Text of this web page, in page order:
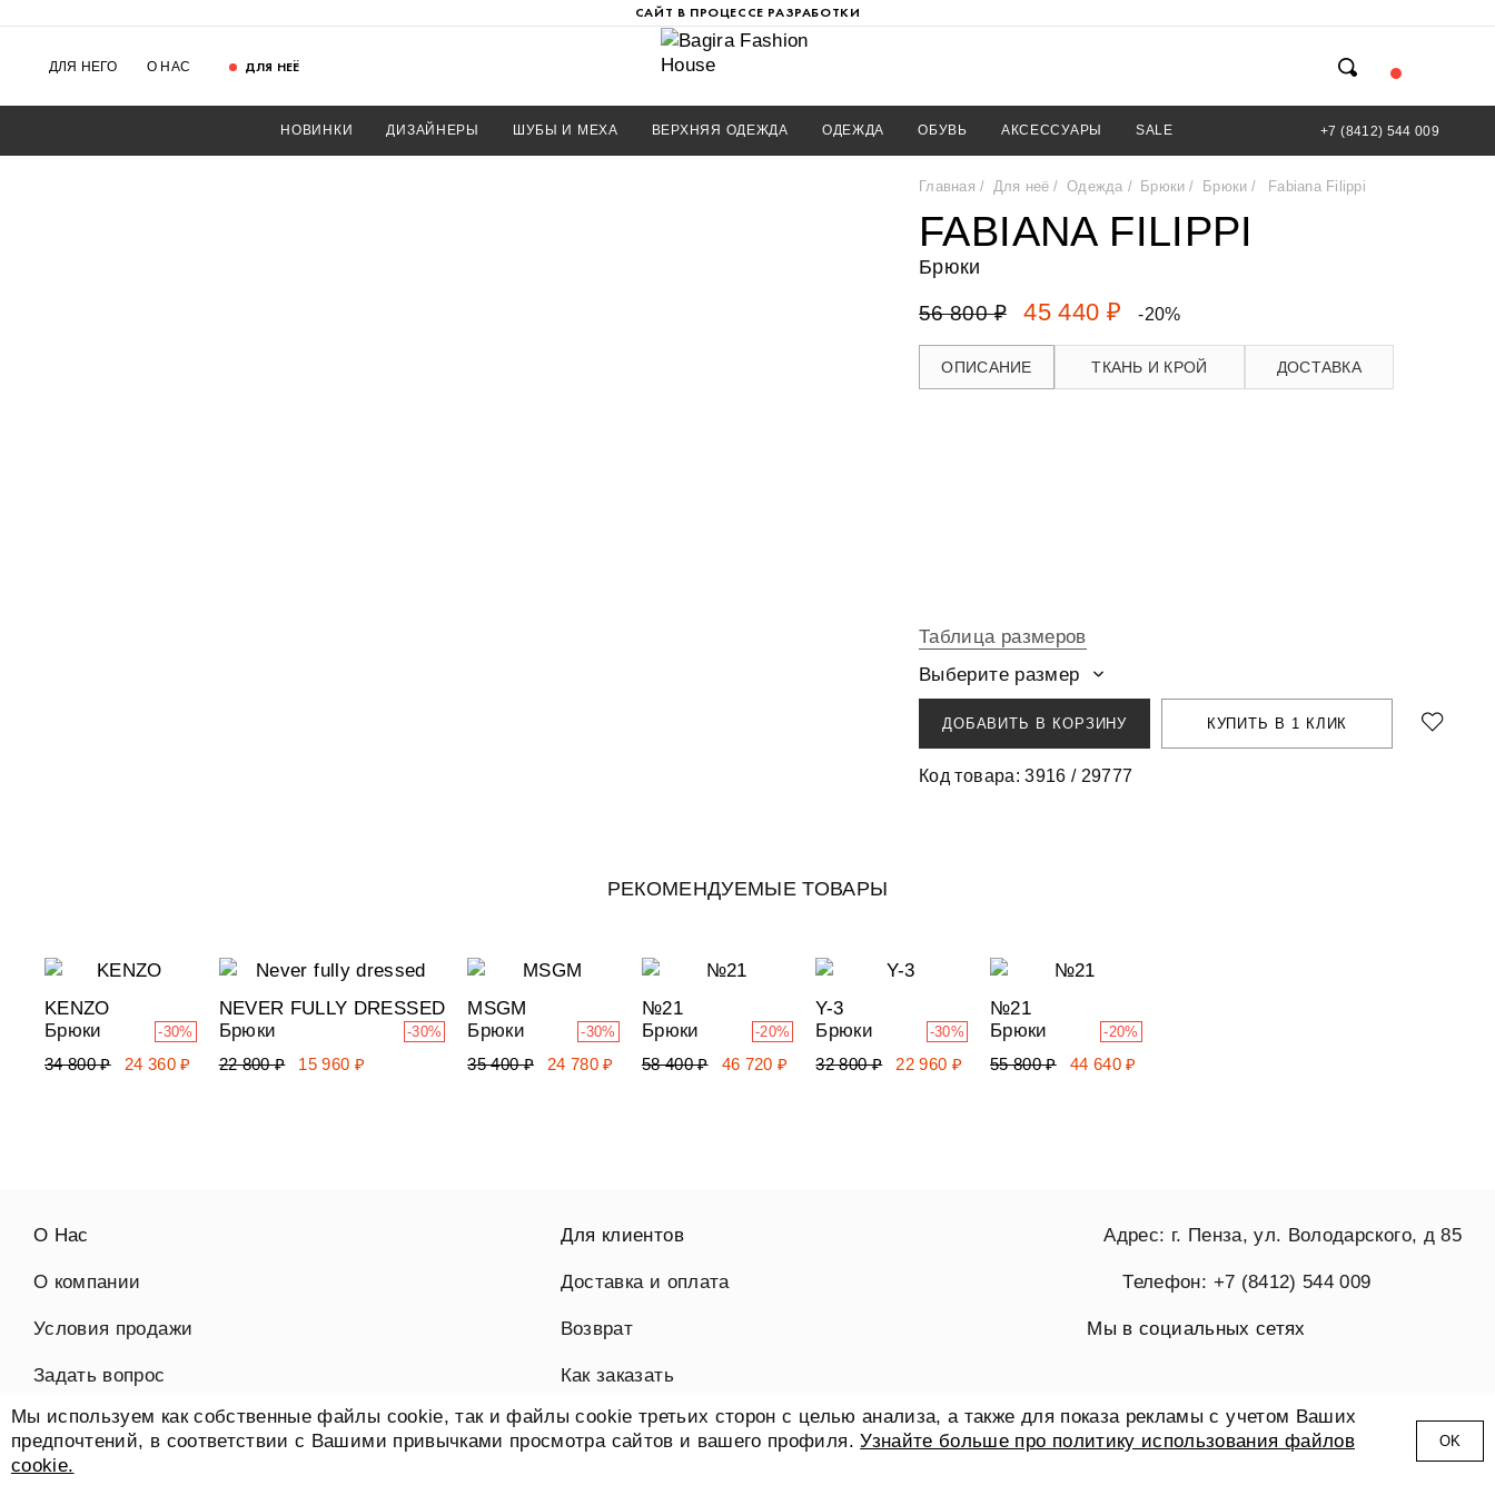
САЙТ В ПРОЦЕССЕ РАЗРАБОТКИ
ДЛЯ НЕГО О НАС ДЛЯ НЕЁ
НОВИНКИ ДИЗАЙНЕРЫ ШУБЫ И МЕХА ВЕРХНЯЯ ОДЕЖДА ОДЕЖДА ОБУВЬ АКСЕССУАРЫ SALE +7 (8412) 544 009
Мы используем как собственные файлы cookie, так и файлы cookie третьих сторон с целью анализа, а также для показа рекламы с учетом Ваших
предпочтений, в соответствии с Вашими привычками просмотра сайтов и вашего профиля.Узнайте больше про политику использования файлов
cookie.
ОK
Главная Для неё Одежда Брюки Брюки Fabiana Filippi
FABIANA FILIPPI
Брюки
56 800 ₽ 45 440 ₽ -20%
ОПИСАНИЕ ТКАНЬ И КРОЙ ДОСТАВКА
Таблица размеров
Выберите размер
ДОБАВИТЬ В КОРЗИНУ КУПИТЬ В 1 КЛИК
Код товара: 3916 / 29777
РЕКОМЕНДУЕМЫЕ ТОВАРЫ
KENZO
Брюки
34 800 ₽ 24 360 ₽
-30%
NEVER FULLY DRESSED
Брюки
22 800 ₽ 15 960 ₽
-30%
MSGM
Брюки
35 400 ₽ 24 780 ₽
-30%
№21
Брюки
58 400 ₽ 46 720 ₽
-20%
Y-3
Брюки
32 800 ₽ 22 960 ₽
-30%
№21
Брюки
55 800 ₽ 44 640 ₽
-20%
О Нас
О компании
Условия продажи
Задать вопрос
Контакты
Для клиентов
Доставка и оплата
Возврат
Как заказать
Карта лояльности
Адрес: г. Пенза, ул. Володарского, д 85
Телефон: +7 (8412) 544 009
Мы в социальных сетях